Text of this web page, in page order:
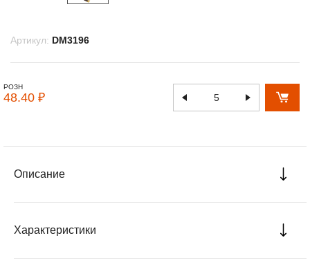
Артикул: DM3196
РОЗН
48.40 ₽
Описание
Характеристики